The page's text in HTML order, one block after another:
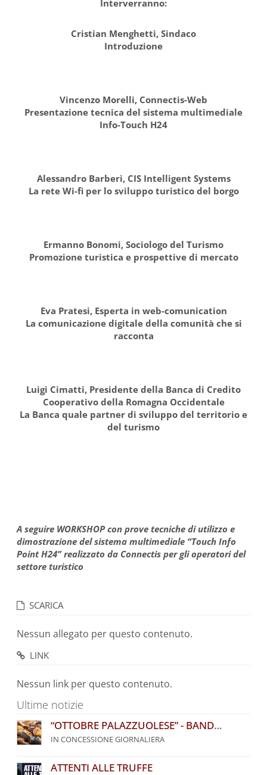
Interverranno:
Cristian Menghetti, Sindaco
Introduzione
Vincenzo Morelli, Connectis-Web
Presentazione tecnica del sistema multimediale
Info-Touch H24
Alessandro Barberi, CIS Intelligent Systems
La rete Wi-fi per lo sviluppo turistico del borgo
Ermanno Bonomi, Sociologo del Turismo
Promozione turistica e prospettive di mercato
Eva Pratesi, Esperta in web-comunication
La comunicazione digitale della comunità che si
racconta
Luigi Cimatti, Presidente della Banca di Credito
Cooperativo della Romagna Occidentale
La Banca quale partner di sviluppo del territorio e
del turismo
A seguire WORKSHOP con prove tecniche di utilizzo e
dimostrazione del sistema multimediale “Touch Info
Point H24” realizzato da Connectis per gli operatori del
settore turistico
SCARICA
Nessun allegato per questo contenuto.
LINK
Nessun link per questo contenuto.
Ultime notizie
“OTTOBRE PALAZZUOLESE” - BANDO COMUNALE PER L’ASSEGNAZIONE DI POSTEGGI
IN CONCESSIONE GIORNALIERA
ATTENTI ALLE TRUFFE